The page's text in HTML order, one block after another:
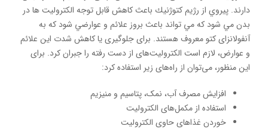
دارند. پيروي از رژيم كتوژنيك باعث كاهش قابل توجه الكتروليت ها در
بدن مي شود كه مي تواند باعث بروز علائم و عوارضي شود كه به
آنفولانزای کتو معروف هستند. برای جلوگیری یا کاهش شدت این علائم
و عوارض، لازم است الکترولیت‌های از دست رفته را جبران کرد. برای
این منظور، می‌توان از راه‌های زیر استفاده کرد:
افزایش مصرف آب، نمک، پتاسیم و منیزیم
استفاده از مکمل‌های الکترولیت
خوردن غذاهای حاوی الکترولیت